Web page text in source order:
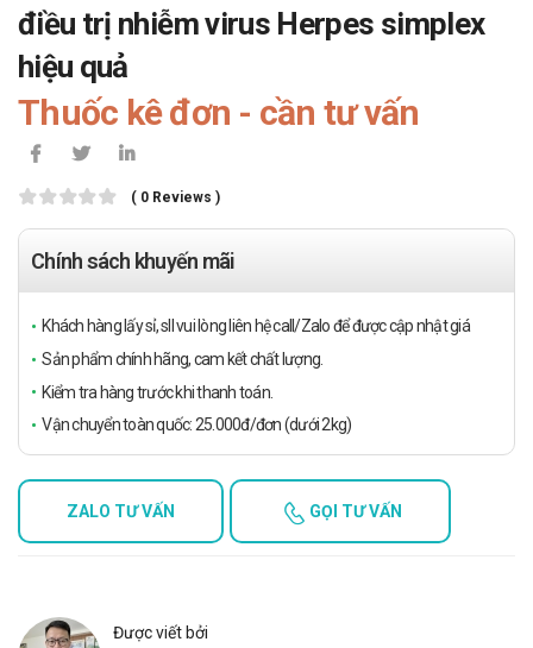
điều trị nhiễm virus Herpes simplex
hiệu quả
Thuốc kê đơn - cần tư vấn
( 0 Reviews )
Chính sách khuyến mãi
Khách hàng lấy sỉ, sll vui lòng liên hệ call/Zalo để được cập nhật giá
Sản phẩm chính hãng, cam kết chất lượng.
Kiểm tra hàng trước khi thanh toán.
Vận chuyển toàn quốc: 25.000đ/đơn (dưới 2kg)
ZALO TƯ VẤN GỌI TƯ VẤN
Được viết bởi